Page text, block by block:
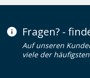
Fragen? -
Auf unseren
viele der